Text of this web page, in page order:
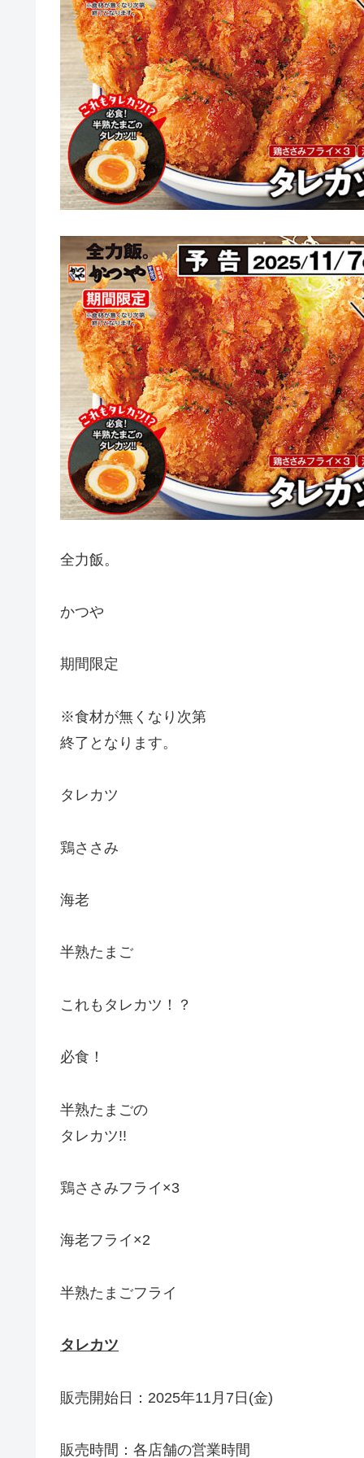
全力飯。
かつや
期間限定
※食材が無くなり次第
終了となります。
タレカツ
鶏ささみ
海老
半熟たまご
これもタレカツ！？
必食！
半熟たまごの
タレカツ!!
鶏ささみフライ×3
海老フライ×2
半熟たまごフライ
タレカツ
販売開始日：2025年11月7日(金)
販売時間：各店舗の営業時間